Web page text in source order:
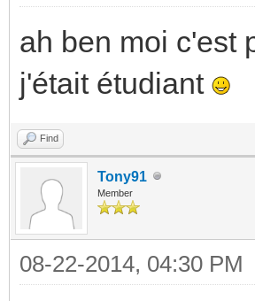
ah ben moi c'est
j'était étudiant
Find
Tony91
Member
08-22-2014, 04:30 PM